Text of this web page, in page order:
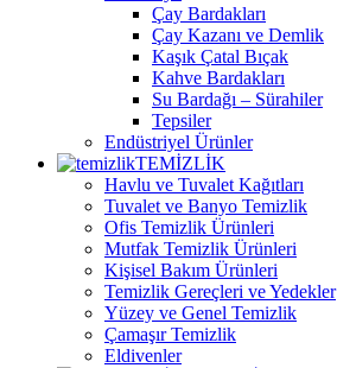
Çay Bardakları
Çay Kazanı ve Demlik
Kaşık Çatal Bıçak
Kahve Bardakları
Su Bardağı – Sürahiler
Tepsiler
Endüstriyel Ürünler
TEMİZLİK
Havlu ve Tuvalet Kağıtları
Tuvalet ve Banyo Temizlik
Ofis Temizlik Ürünleri
Mutfak Temizlik Ürünleri
Kişisel Bakım Ürünleri
Temizlik Gereçleri ve Yedekler
Yüzey ve Genel Temizlik
Çamaşır Temizlik
Eldivenler